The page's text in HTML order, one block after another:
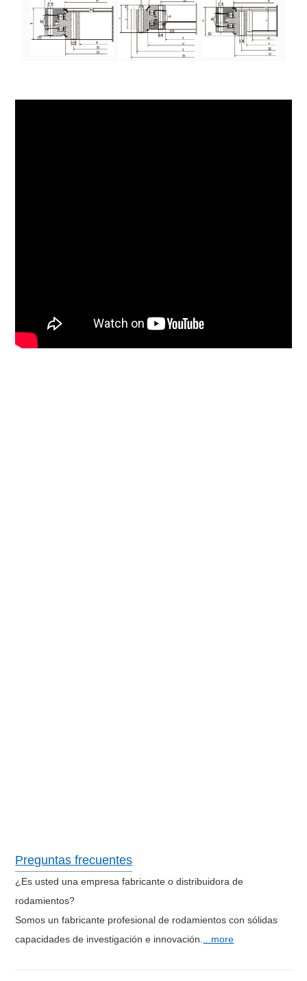
Preguntas frecuentes
¿Es usted una empresa fabricante o distribuidora de
rodamientos?
Somos un fabricante profesional de rodamientos con sólidas
capacidades de investigación e innovación.
...more